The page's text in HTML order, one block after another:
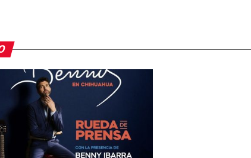
más
Liebre, en la
de trabajo.